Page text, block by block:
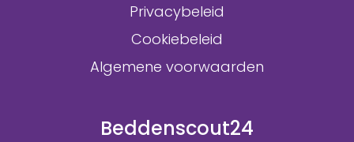
Privacybeleid
Cookiebeleid
Algemene voorwaarden
Beddenscout24